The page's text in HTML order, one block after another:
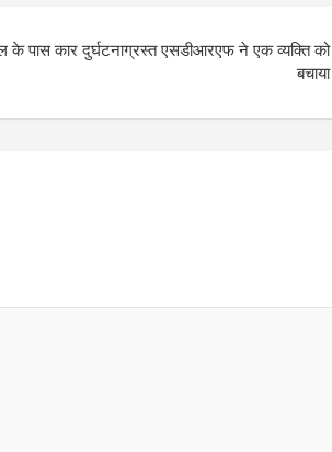
के पास कार दुर्घटनाग्रस्त एसडीआरएफ ने एक व्यक्ति को
बचाया